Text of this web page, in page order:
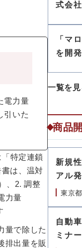
電力量
引いた
特定連鎖
は、温対
、2. 調整
力量
量で除した
排出量を販
式会社
「マ
を開
一覧を
商品
新規
アル
東京都
自動
ミナ